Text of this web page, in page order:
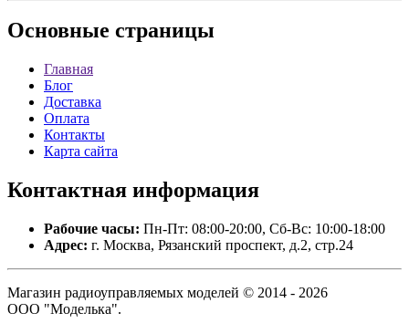
Основные страницы
Главная
Блог
Доставка
Оплата
Контакты
Карта сайта
Контактная информация
Рабочие часы: Пн-Пт: 08:00-20:00, Сб-Вс: 10:00-18:00
Адрес: г. Москва, Рязанский проспект, д.2, стр.24
Магазин радиоуправляемых моделей © 2014 - 2026
ООО "Моделька".